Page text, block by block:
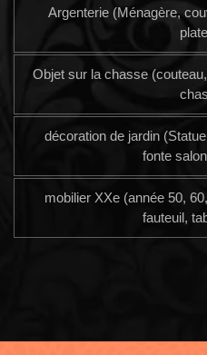
Argenterie (Ménagère,
Objet sur la chasse
décoration de jardin
fonte
mobilier XXe (année 50,
fauteuil,